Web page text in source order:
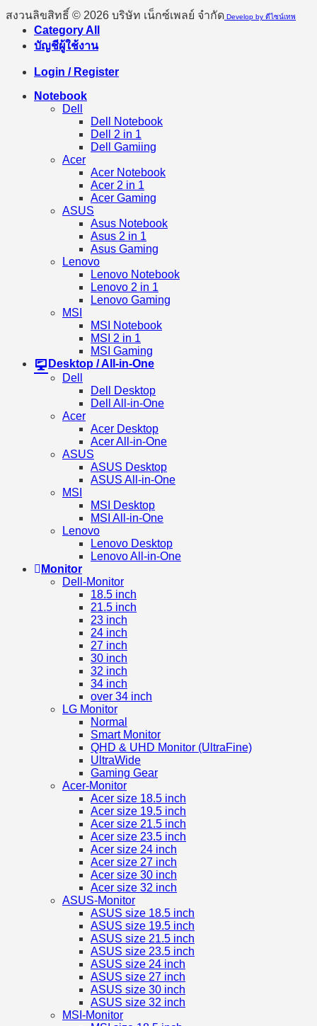
สงวนลิขสิทธิ์ © 2026 บริษัท เน็กซ์เพลย์ จำกัด Develop by ดีไซน์เทพ
Category All
บัญชีผู้ใช้งาน
Login / Register
Notebook
Dell
Dell Notebook
Dell 2 in 1
Dell Gamiing
Acer
Acer Notebook
Acer 2 in 1
Acer Gaming
ASUS
Asus Notebook
Asus 2 in 1
Asus Gaming
Lenovo
Lenovo Notebook
Lenovo 2 in 1
Lenovo Gaming
MSI
MSI Notebook
MSI 2 in 1
MSI Gaming
Desktop / All-in-One
Dell
Dell Desktop
Dell All-in-One
Acer
Acer Desktop
Acer All-in-One
ASUS
ASUS Desktop
ASUS All-in-One
MSI
MSI Desktop
MSI All-in-One
Lenovo
Lenovo Desktop
Lenovo All-in-One
Monitor
Dell-Monitor
18.5 inch
21.5 inch
23 inch
24 inch
27 inch
30 inch
32 inch
34 inch
over 34 inch
LG Monitor
Normal
Smart Monitor
QHD & UHD Monitor (UltraFine)
UltraWide
Gaming Gear
Acer-Monitor
Acer size 18.5 inch
Acer size 19.5 inch
Acer size 21.5 inch
Acer size 23.5 inch
Acer size 24 inch
Acer size 27 inch
Acer size 30 inch
Acer size 32 inch
ASUS-Monitor
ASUS size 18.5 inch
ASUS size 19.5 inch
ASUS size 21.5 inch
ASUS size 23.5 inch
ASUS size 24 inch
ASUS size 27 inch
ASUS size 30 inch
ASUS size 32 inch
MSI-Monitor